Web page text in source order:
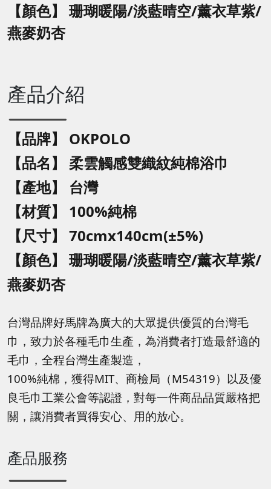
【顏色】 珊瑚暖陽/淡藍晴空/薰衣草紫/
燕麥奶杏
產品介紹
【品牌】 OKPOLO
【品名】 柔雲觸感雙織紋純棉浴巾
【產地】 台灣
【材質】 100%純棉
【尺寸】 70cmx140cm(±5%)
【顏色】 珊瑚暖陽/淡藍晴空/薰衣草紫/
燕麥奶杏
台灣品牌好馬牌為廣大的大眾提供優質的台灣毛
巾，致力於各種毛巾生產，為消費者打造最舒適的
毛巾，全程台灣生產製造，
100%純棉，獲得MIT、商檢局（M54319）以及優
良毛巾工業公會等認證，對每一件商品品質嚴格把
關，讓消費者買得安心、用的放心。
產品服務